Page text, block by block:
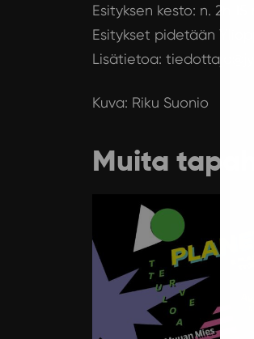
Esityksen kesto: n. 2h
Esitykset pidetään
Lisätietoa:
Kuva: Riku Suonio
Muita